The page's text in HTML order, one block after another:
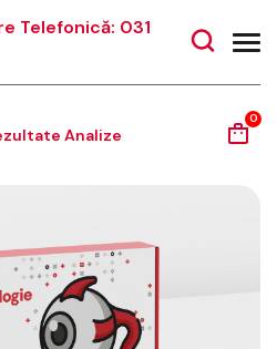
Telefonică: 031
Analize
0